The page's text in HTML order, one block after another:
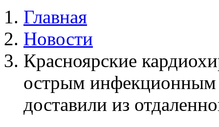
Главная
Новости
Красноярские
острым инфекционным
доставили из